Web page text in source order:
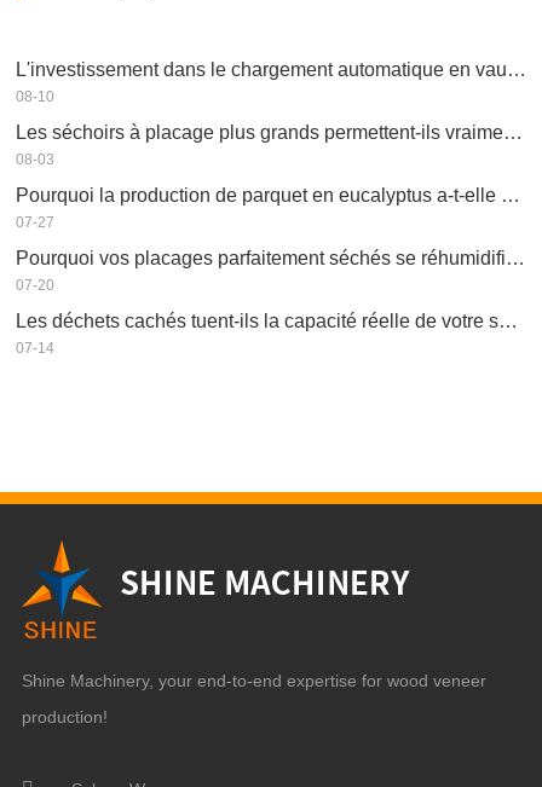
L'investissement dans le chargement automatique en vaut-il la peine ?
08-10
Les séchoirs à placage plus grands permettent-ils vraiment d'économiser de l'argent ?
08-03
Pourquoi la production de parquet en eucalyptus a-t-elle besoin d'un séchoir à placages ?
07-27
Pourquoi vos placages parfaitement séchés se réhumidifient-ils ?
07-20
Les déchets cachés tuent-ils la capacité réelle de votre séchoir à placage ?
07-14
Shine Machinery, your end-to-end expertise for wood veneer
production!